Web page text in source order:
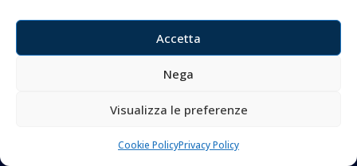
Accetta
Nega
Visualizza le preferenze
Cookie PolicyPrivacy Policy
FOLLOW
Copyright © 2026 Coltelleria Donnini. All Rights